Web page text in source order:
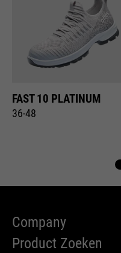
FAST 10 PLATINUM
36-48
Company
Product Zoeken